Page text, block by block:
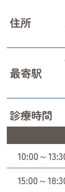
住所
最寄駅
診療時間
10:00～
15:00～